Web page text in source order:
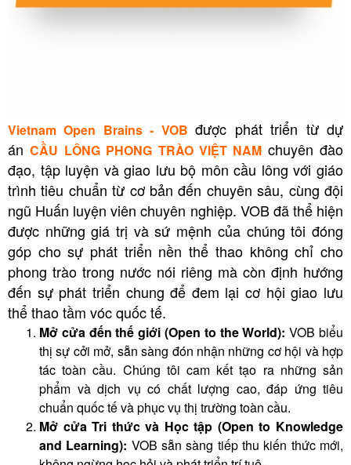
Vietnam Open Brains - VOBđược phát triển từ dự
ánCẦU LÔNG PHONG TRÀO VIỆT NAM chuyên đào
đạo, tập luyện và giao lưu bộ môn cầu lông với giáo
trình tiêu chuẩn từ cơ bản đến chuyên sâu, cùng đội
ngũ Huấn luyện viên chuyên nghiệp. VOB đã thể hiện
được những giá trị và sứ mệnh của chúng tôi đóng
góp cho sự phát triển nền thể thao không chỉ cho
phong trào trong nước nói riêng mà còn định hướng
đến sự phát triển chung để đem lại cơ hội giao lưu
thể thao tầm vóc quốc tế.
Mở cửa đến thế giới (Open to the World): VOB biểu
thị sự cởi mở, sẵn sàng đón nhận những cơ hội và hợp
tác toàn cầu. Chúng tôi cam kết tạo ra những sản
phẩm và dịch vụ có chất lượng cao, đáp ứng tiêu
chuẩn quốc tế và phục vụ thị trường toàn cầu.
Mở cửa Tri thức và Học tập (Open to Knowledge
and Learning): VOB sẵn sàng tiếp thu kiến thức mới,